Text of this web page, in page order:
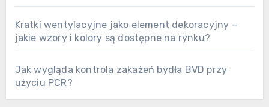
Kratki wentylacyjne jako element dekoracyjny –
jakie wzory i kolory są dostępne na rynku?
Jak wygląda kontrola zakażeń bydła BVD przy
użyciu PCR?